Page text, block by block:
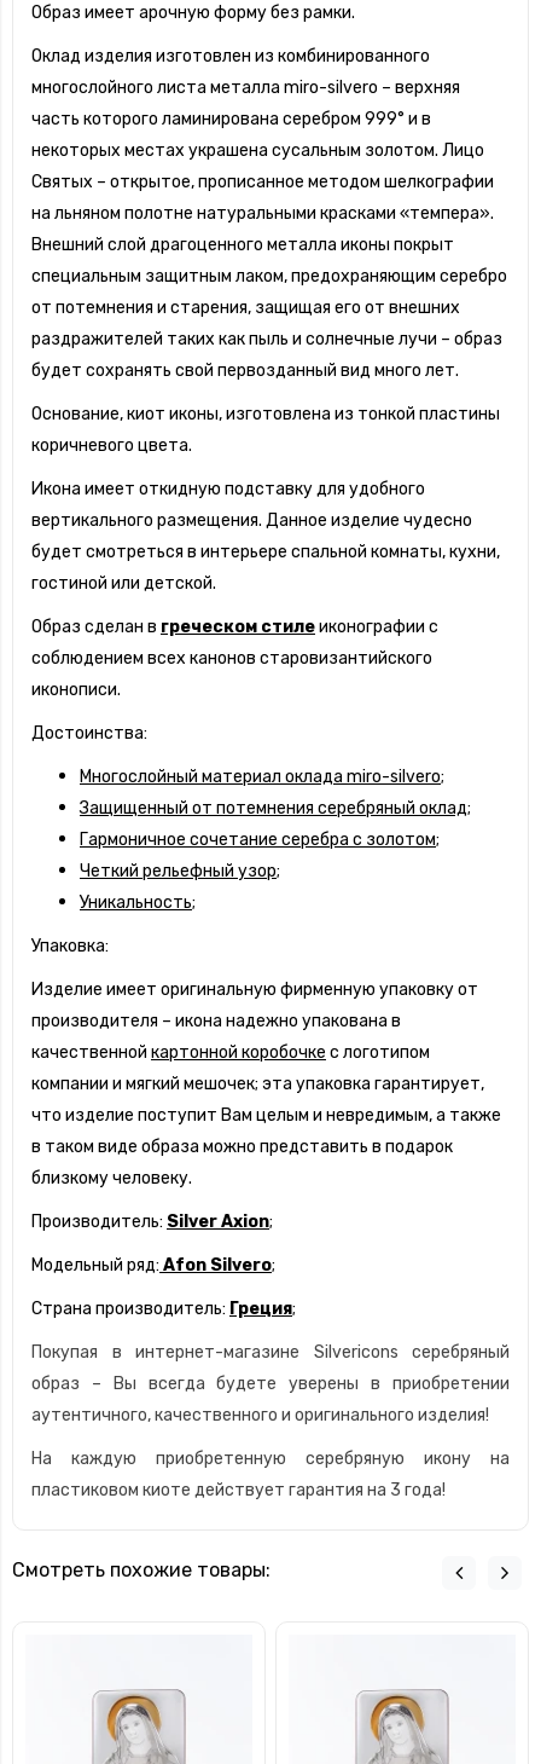
Образ имеет арочную форму без рамки.
Оклад изделия изготовлен из комбинированного
многослойного листа металла miro-silvero – верхняя
часть которого ламинирована серебром 999° и в
некоторых местах украшена сусальным золотом. Лицо
Святых – открытое, прописанное методом шелкографии
на льняном полотне натуральными красками «темпера».
Внешний слой драгоценного металла иконы покрыт
специальным защитным лаком, предохраняющим серебро
от потемнения и старения, защищая его от внешних
раздражителей таких как пыль и солнечные лучи – образ
будет сохранять свой первозданный вид много лет.
Основание, киот иконы, изготовлена из тонкой пластины
коричневого цвета.
Икона имеет откидную подставку для удобного
вертикального размещения. Данное изделие чудесно
будет смотреться в интерьере спальной комнаты, кухни,
гостиной или детской.
Образ сделан в греческом стилеиконографии с
соблюдением всех канонов старовизантийского
иконописи.
Достоинства:
Многослойный материал оклада miro-silvero;
Защищенный от потемнения серебряный оклад;
Гармоничное сочетание серебра с золотом;
Четкий рельефный узор;
Уникальность;
Упаковка:
Изделие имеет оригинальную фирменную упаковку от
производителя – икона надежно упакована в
качественной картонной коробочке с логотипом
компании и мягкий мешочек; эта упаковка гарантирует,
что изделие поступит Вам целым и невредимым, а также
в таком виде образа можно представить в подарок
близкому человеку.
Производитель: Silver Axion;
Модельный ряд: Afon Silvero;
Страна производитель: Греция;
Покупая в интернет-магазине Silvericons серебряный
образ – Вы всегда будете уверены в приобретении
аутентичного, качественного и оригинального изделия!
На каждую приобретенную серебряную икону на
пластиковом киоте действует гарантия на 3 года!
Смотреть похожие товары: